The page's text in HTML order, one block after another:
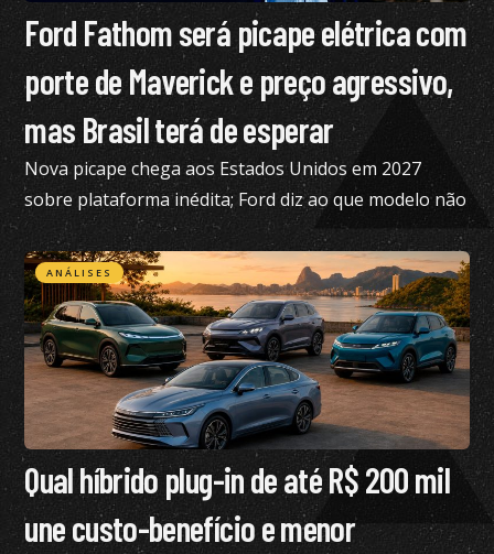
Ford Fathom será picape elétrica com
porte de Maverick e preço agressivo,
mas Brasil terá de esperar
Nova picape chega aos Estados Unidos em 2027
sobre plataforma inédita; Ford diz ao que modelo não
está nos planos para o Brasil no momento
ANÁLISES
Qual híbrido plug-in de até R$ 200 mil
une custo-benefício e menor